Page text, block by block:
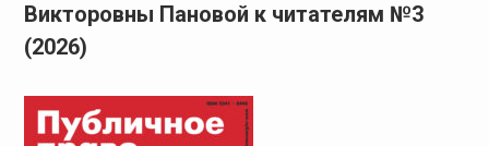
Викторовны Пановой к читателям №3
(2026)